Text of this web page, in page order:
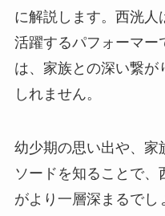
に解説します。西洸人
活躍するパフォーマー
は、家族との深い繋が
しれません。
幼少期の思い出や、家
ソードを知ることで
がより一層深まるでし